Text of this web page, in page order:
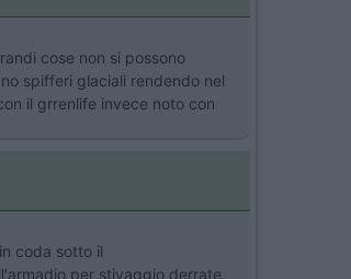
cose non si possono
spifferi glaciali rendendo nel
il grrenlife invece noto con
coda sotto il
per stivaggio derrate